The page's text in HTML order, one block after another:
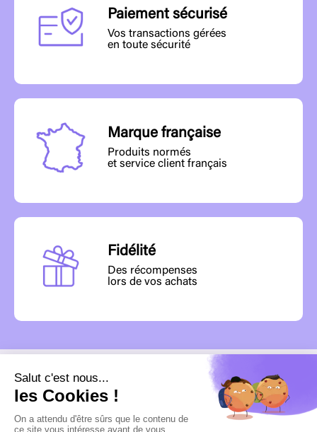
Paiement sécurisé
Vos transactions gérées
en toute sécurité
Marque française
Produits normés
et service client français
Fidélité
Des récompenses
lors de vos achats
MENU